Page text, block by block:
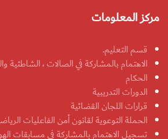
مركز المعلومات
قسم التعليم.
الاهتمام بالمشاركة في الصالات ، الشاطئية
الحكام
الدورات التدريبية
قرارات اللجان القضائية
الحملة التوعوية لقانون أمن الفاعليات
تسجيل الاهتمام بالمشاركة في مسابقات